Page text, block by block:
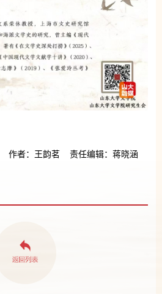
作者：王韵茗 责任编辑：蒋晓涵